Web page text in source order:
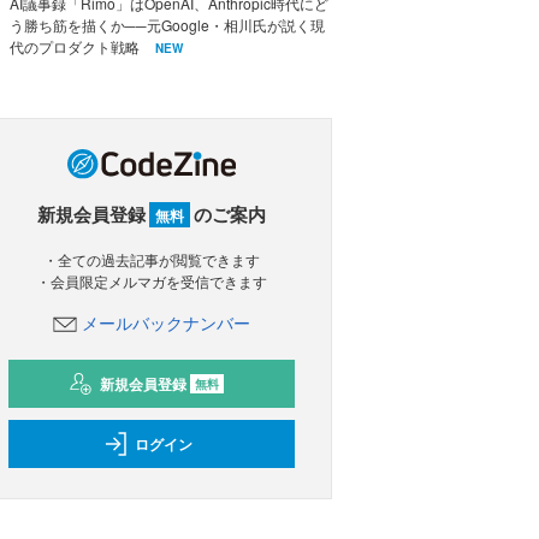
う勝ち筋を描くか──元Google・相川氏が説く現
代のプロダクト戦略
NEW
新規会員登録 無料 のご案内
・全ての過去記事が閲覧できます
・会員限定メルマガを受信できます
メールバックナンバー
新規会員登録 無料
ログイン